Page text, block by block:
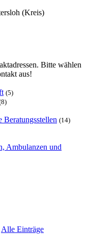
(Kreis)
Bitte wählen
aus!
(5)
Beratungsstellen (14)
Ambulanzen und
Alle Einträge